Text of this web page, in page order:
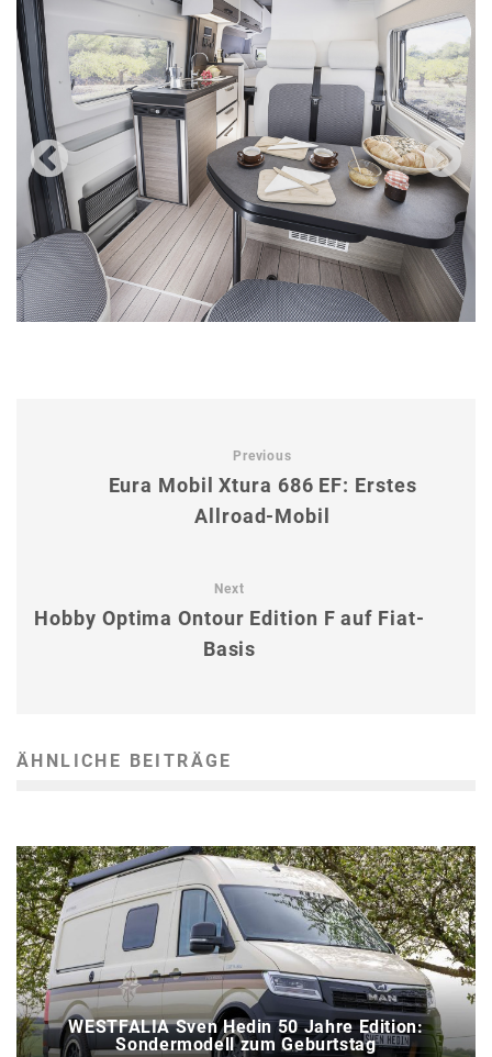
Previous
Eura Mobil Xtura 686 EF: Erstes
Allroad-Mobil
Next
Hobby Optima Ontour Edition F auf Fiat-
Basis
ÄHNLICHE BEITRÄGE
WESTFALIA Sven Hedin 50 Jahre Edition:
Sondermodell zum Geburtstag